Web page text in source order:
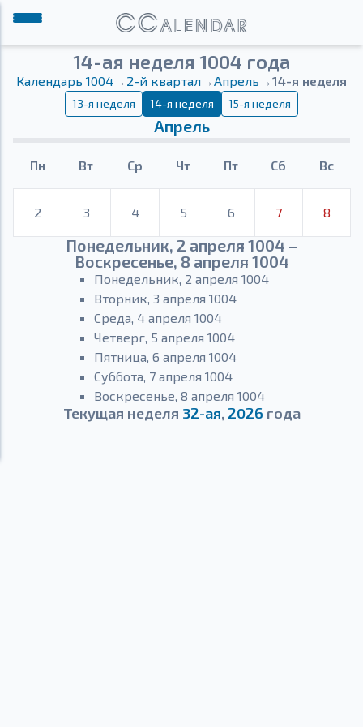
14-ая неделя 1004 года
Календарь 1004→ 2-й квартал→Апрель →14-я неделя
13-я неделя 14-я неделя 15-я неделя
Апрель
Пн Вт Ср Чт Пт Сб Вс
2 3 4 5 6 7 8
Понедельник, 2 апреля 1004 –
Воскресенье, 8 апреля 1004
Понедельник, 2 апреля 1004
Вторник, 3 апреля 1004
Среда, 4 апреля 1004
Четверг, 5 апреля 1004
Пятница, 6 апреля 1004
Суббота, 7 апреля 1004
Воскресенье, 8 апреля 1004
Текущая неделя 32-ая, 2026 года